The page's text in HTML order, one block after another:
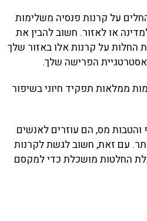
על קרנות פנסיה משלימות
או לאזור. חשוב להבין את
החלות על קרנות אלו באזור שלך
הפרישה שלך.
ממלאות תפקיד חיוני בשיפור
והטבות מס, הם עוזרים לאנשים
עם זאת, חשוב לגשת לקרנות
החלטות מושכלת כדי למקסם